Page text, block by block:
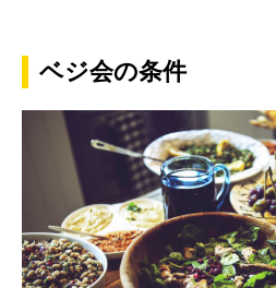
ベジ会の条件